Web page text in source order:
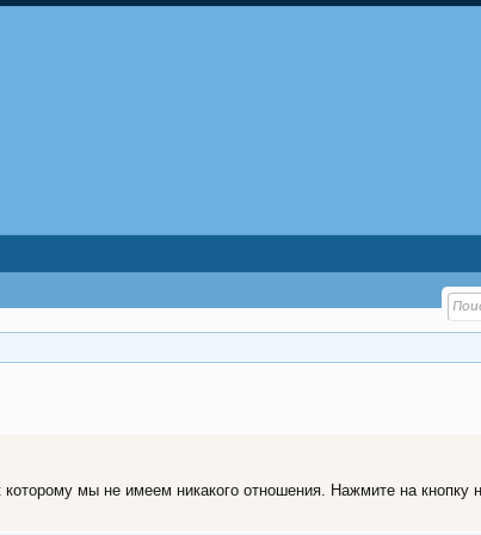
мы не имеем никакого отношения. Нажмите на кнопку